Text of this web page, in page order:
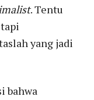
. Tentu
yang jadi
bahwa